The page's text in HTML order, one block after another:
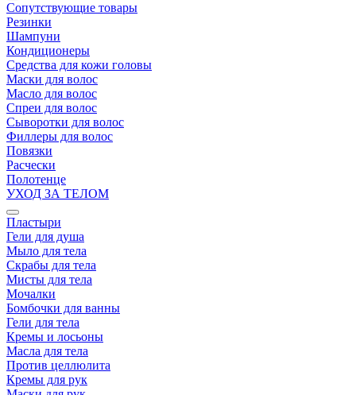
Сопутствующие товары
Резинки
Шампуни
Кондиционеры
Средства для кожи головы
Маски для волос
Масло для волос
Спреи для волос
Сыворотки для волос
Филлеры для волос
Повязки
Расчески
Полотенце
УХОД ЗА ТЕЛОМ
Пластыри
Гели для душа
Мыло для тела
Скрабы для тела
Мисты для тела
Мочалки
Бомбочки для ванны
Гели для тела
Кремы и лосьоны
Масла для тела
Против целлюлита
Кремы для рук